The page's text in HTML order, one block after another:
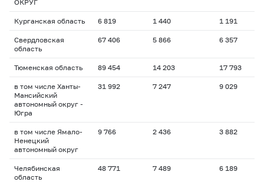
ОКРУГ
Курганская область 6 819 1 440 1 191
Свердловская
область
67 406 5 866 6 357
Тюменская область 89 454 14 203 17 793
в том числе Ханты-
Мансийский
автономный округ -
Югра
31 992 7 247 9 029
в том числе Ямало-
Ненецкий
автономный округ
9 766 2 436 3 882
Челябинская
область
48 771 7 489 6 189